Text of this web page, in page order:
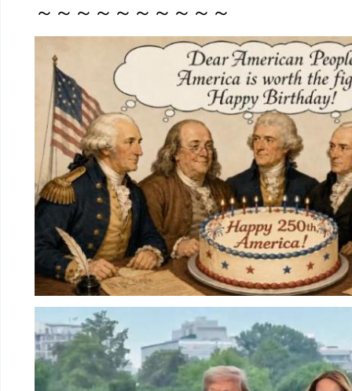
～～～～～～～～～～